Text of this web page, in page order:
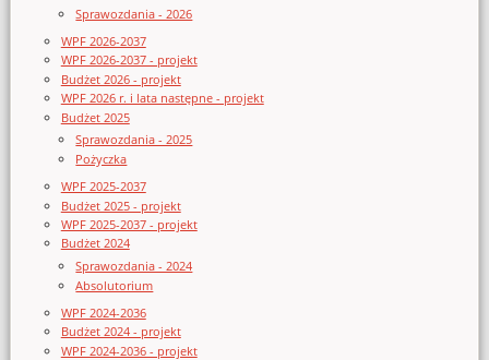
Sprawozdania - 2026
WPF 2026-2037
WPF 2026-2037 - projekt
Budżet 2026 - projekt
WPF 2026 r. i lata następne - projekt
Budżet 2025
Sprawozdania - 2025
Pożyczka
WPF 2025-2037
Budżet 2025 - projekt
WPF 2025-2037 - projekt
Budżet 2024
Sprawozdania - 2024
Absolutorium
WPF 2024-2036
Budżet 2024 - projekt
WPF 2024-2036 - projekt